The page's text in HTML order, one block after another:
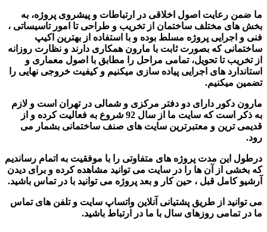
ما ضمن رعایت اصول اخلاقی در ارتباطات و پیشروی پروژه، به
بخش های مختلف ساختمان از تخریب و طراحی تا امور تاسیساتی ،
فنی و اجرایی پروژه مسلط بوده و با استفاده از بهترین اکیپ
ساختمانی که بصورت ثابت با مارون همکاری دارند و نظارت روزانه
از تخریب تا تحویل، تمامی مراحل را مطابق با اصول معماری و
استاندارد های اجرایی پیاده سازی میکنیم و کیفیت خروجی نهایی را
تضمین میکنیم.
مارون دکور دارای دو دفتر مرکزی و شمالی در تهران است و لازم
به ذکر است که سایت ما از سال 92 شروع به فعالیت کرده و از
قدیمی ترین و معتبرترین سایت های صنف ساختمانی بشمار می
رود.
درطول این مدت پروژه های متفاوتی را با موفقیت به اتمام رساندیم
که بخشی از آن ها را در سایت می توانید مشاهده کرده و برای دیدن
آرشیو کامل قبل ، حین کار و بعد پروژه می توانید با در تماس باشید.
می توانید از طریق پشتیانی آنلاین واتساپ سایت و تلفن های تماس
ما در تمامی روزهای سال با ما در ارتباط باشید.